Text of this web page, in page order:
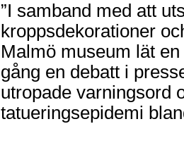
”I samband med att
kroppsdekorationer
Malmö museum lät
gång en debatt i
utropade varningsord
tatueringsepidemi